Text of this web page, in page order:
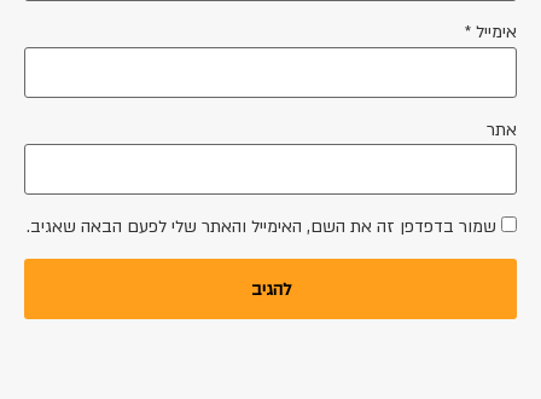
אימייל *
אתר
שמור בדפדפן זה את השם, האימייל והאתר שלי לפעם הבאה שאגיב.